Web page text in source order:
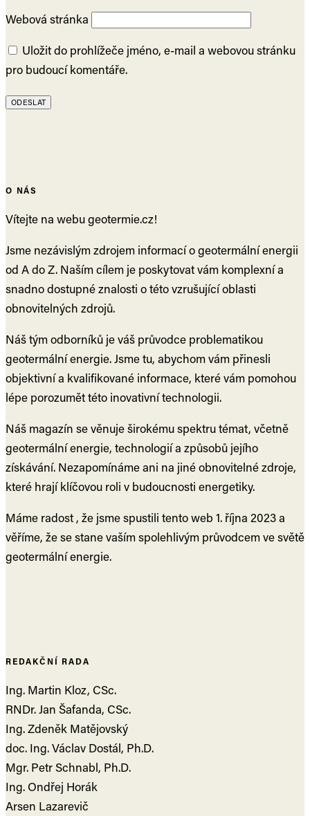
Webová stránka
Uložit do prohlížeče jméno, e-mail a webovou stránku
pro budoucí komentáře.
O NÁS
Vítejte na webu geotermie.cz!
Jsme nezávislým zdrojem informací o geotermální energii
od A do Z. Naším cílem je poskytovat vám komplexní a
snadno dostupné znalosti o této vzrušující oblasti
obnovitelných zdrojů.
Náš tým odborníků je váš průvodce problematikou
geotermální energie. Jsme tu, abychom vám přinesli
objektivní a kvalifikované informace, které vám pomohou
lépe porozumět této inovativní technologii.
Náš magazín se věnuje širokému spektru témat, včetně
geotermální energie, technologií a způsobů jejího
získávání. Nezapomínáme ani na jiné obnovitelné zdroje,
které hrají klíčovou roli v budoucnosti energetiky.
Máme radost , že jsme spustili tento web 1. října 2023 a
věříme, že se stane vaším spolehlivým průvodcem ve světě
geotermální energie.
REDAKČNÍ RADA
Ing. Martin Kloz, CSc.
RNDr. Jan Šafanda, CSc.
Ing. Zdeněk Matějovský
doc. Ing. Václav Dostál, Ph.D.
Mgr. Petr Schnabl, Ph.D.
Ing. Ondřej Horák
Arsen Lazarevič